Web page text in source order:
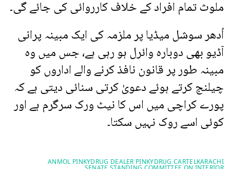
ملوث تمام افراد کے خلاف کارروائی کی جائے گی۔
اُدھر سوشل میڈیا پر ملزمہ کی ایک مبینہ پرانی
آڈیو بھی دوبارہ وائرل ہو رہی ہے، جس میں وہ
مبینہ طور پر قانون نافذ کرنے والے اداروں کو
چیلنج کرتے ہوئے دعویٰ کرتی سنائی دیتی ہے کہ
پورے کراچی میں اس کا نیٹ ورک سرگرم ہے اور
کوئی اسے روک نہیں سکتا۔
KARACHI
DRUG CARTEL
DRUG DEALER PINKY
ANMOL PINKY